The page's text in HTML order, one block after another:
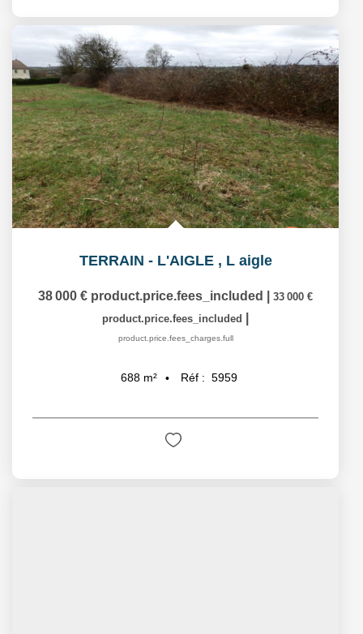
TERRAIN - L'AIGLE , L aigle
38 000 € product.price.fees_included
33 000 €
product.price.fees_included
product.price.fees_charges.full
688 m² Réf : 5959